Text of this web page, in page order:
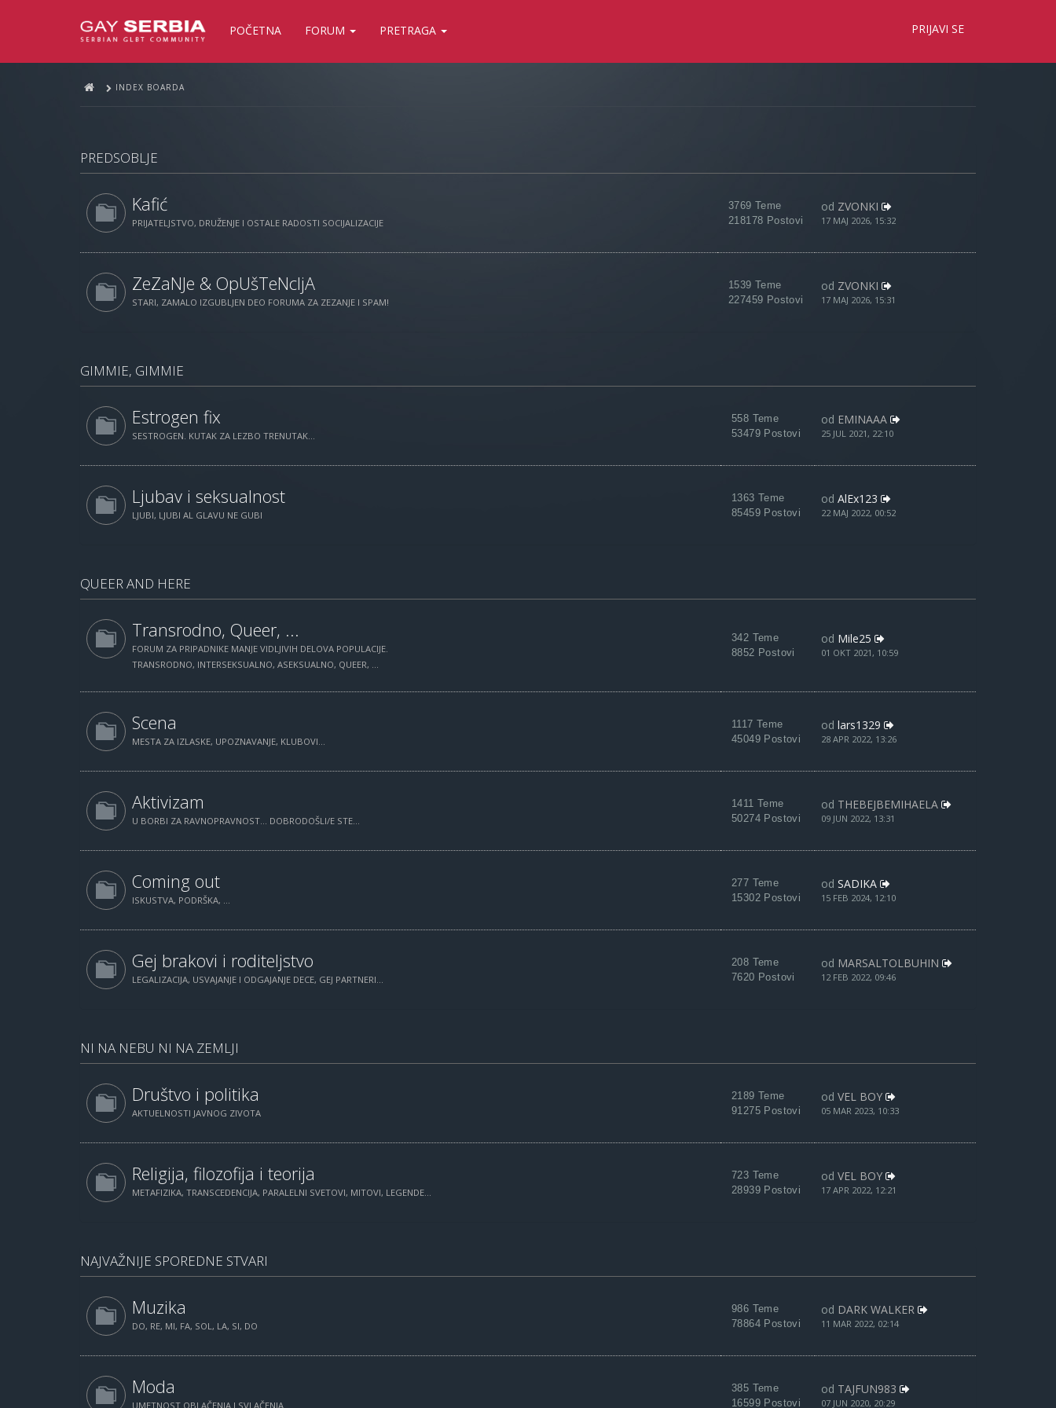
POČETNA FORUM PRETRAGA PRIJAVI SE
INDEX BOARDA
PREDSOBLJE
Kafić
PRIJATELJSTVO, DRUŽENJE I OSTALE RADOSTI SOCIJALIZACIJE
3769 Teme
218178 Postovi
od ZVONKI
17 MAJ 2026, 15:32
ZeZaNJe & OpUšTeNcIjA
STARI, ZAMALO IZGUBLJEN DEO FORUMA ZA ZEZANJE I SPAM!
1539 Teme
227459 Postovi
od ZVONKI
17 MAJ 2026, 15:31
GIMMIE, GIMMIE
Estrogen fix
SESTROGEN. KUTAK ZA LEZBO TRENUTAK...
558 Teme
53479 Postovi
od EMINAAA
25 JUL 2021, 22:10
Ljubav i seksualnost
LJUBI, LJUBI AL GLAVU NE GUBI
1363 Teme
85459 Postovi
od AlEx123
22 MAJ 2022, 00:52
QUEER AND HERE
Transrodno, Queer, ...
FORUM ZA PRIPADNIKE MANJE VIDLJIVIH DELOVA POPULACIJE.
TRANSRODNO, INTERSEKSUALNO, ASEKSUALNO, QUEER, ...
342 Teme
8852 Postovi
od Mile25
01 OKT 2021, 10:59
Scena
MESTA ZA IZLASKE, UPOZNAVANJE, KLUBOVI...
1117 Teme
45049 Postovi
od lars1329
28 APR 2022, 13:26
Aktivizam
U BORBI ZA RAVNOPRAVNOST... DOBRODOŠLI/E STE...
1411 Teme
50274 Postovi
od THEBEJBEMIHAELA
09 JUN 2022, 13:31
Coming out
ISKUSTVA, PODRŠKA, ...
277 Teme
15302 Postovi
od SADIKA
15 FEB 2024, 12:10
Gej brakovi i roditeljstvo
LEGALIZACIJA, USVAJANJE I ODGAJANJE DECE, GEJ PARTNERI...
208 Teme
7620 Postovi
od MARSALTOLBUHIN
12 FEB 2022, 09:46
NI NA NEBU NI NA ZEMLJI
Društvo i politika
AKTUELNOSTI JAVNOG ZIVOTA
2189 Teme
91275 Postovi
od VEL BOY
05 MAR 2023, 10:33
Religija, filozofija i teorija
METAFIZIKA, TRANSCEDENCIJA, PARALELNI SVETOVI, MITOVI, LEGENDE...
723 Teme
28939 Postovi
od VEL BOY
17 APR 2022, 12:21
NAJVAŽNIJE SPOREDNE STVARI
Muzika
DO, RE, MI, FA, SOL, LA, SI, DO
986 Teme
78864 Postovi
od DARK WALKER
11 MAR 2022, 02:14
Moda
UMETNOST OBLAČENJA I SVLAČENJA
385 Teme
16599 Postovi
od TAJFUN983
07 JUN 2020, 20:29